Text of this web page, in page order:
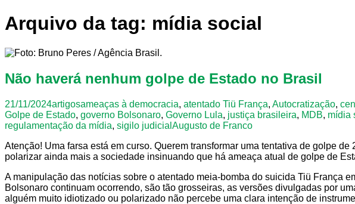
Arquivo da tag: mídia social
Não haverá nenhum golpe de Estado no Brasil
21/11/2024artigosameaças à democracia, atentado Tiü França, Autocratização,
Golpe de Estado, governo Bolsonaro, Governo Lula, justiça brasileira, MDB, mídia
regulamentação da mídia, sigilo judicial Augusto de Franco
Atenção! Uma farsa está em curso. Querem transformar uma tentativa de golpe
polarizar ainda mais a sociedade insinuando que há ameaça atual de golpe de
A manipulação das notícias sobre o atentado meia-bomba do suicida Tiü França
Bolsonaro continuam ocorrendo, são tão grosseiras, as versões divulgadas por
alguém muito idiotizado ou polarizado não percebe uma clara intenção de